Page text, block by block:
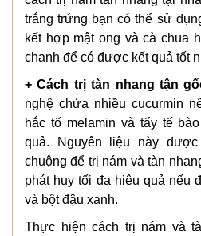
trắng trứng bạn có thể sử
kết hợp mật ong và cà chua
chanh để có được kết quả tốt
+ Cách trị tàn nhang tận
nghệ chứa nhiều cucurmin
hắc tố melamin và tẩy tế
quả. Nguyên liệu này
chuộng để trị nám và tàn
phát huy tối đa hiệu quả nếu
và bột đậu xanh.
Thực hiện cách trị nám và